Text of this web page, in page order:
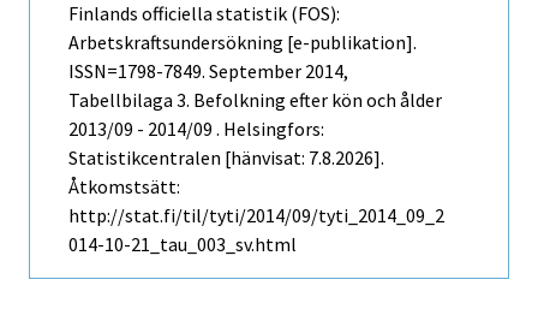
Finlands officiella statistik (FOS):
Arbetskraftsundersökning [e-publikation].
ISSN=1798-7849. September 2014,
Tabellbilaga 3. Befolkning efter kön och ålder
2013/09 - 2014/09 . Helsingfors:
Statistikcentralen [hänvisat: 7.8.2026].
Åtkomstsätt:
http://stat.fi/til/tyti/2014/09/tyti_2014_09_2
014-10-21_tau_003_sv.html